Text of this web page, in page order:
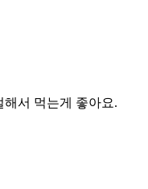
서 먹는게 좋아요.